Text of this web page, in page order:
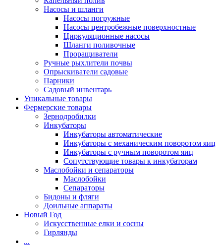
Насосы и шланги
Насосы погружные
Насосы центробежные поверхностные
Циркуляционные насосы
Шланги поливочные
Проращиватели
Ручные рыхлители почвы
Опрыскиватели садовые
Парники
Садовый инвентарь
Уникальные товары
Фермерские товары
Зернодробилки
Инкубаторы
Инкубаторы автоматические
Инкубаторы с механическим поворотом яиц
Инкубаторы с ручным поворотом яиц
Сопутствующие товары к инкубаторам
Маслобойки и сепараторы
Маслобойки
Сепараторы
Бидоны и фляги
Доильные аппараты
Новый Год
Искусственные елки и сосны
Гирлянды
...